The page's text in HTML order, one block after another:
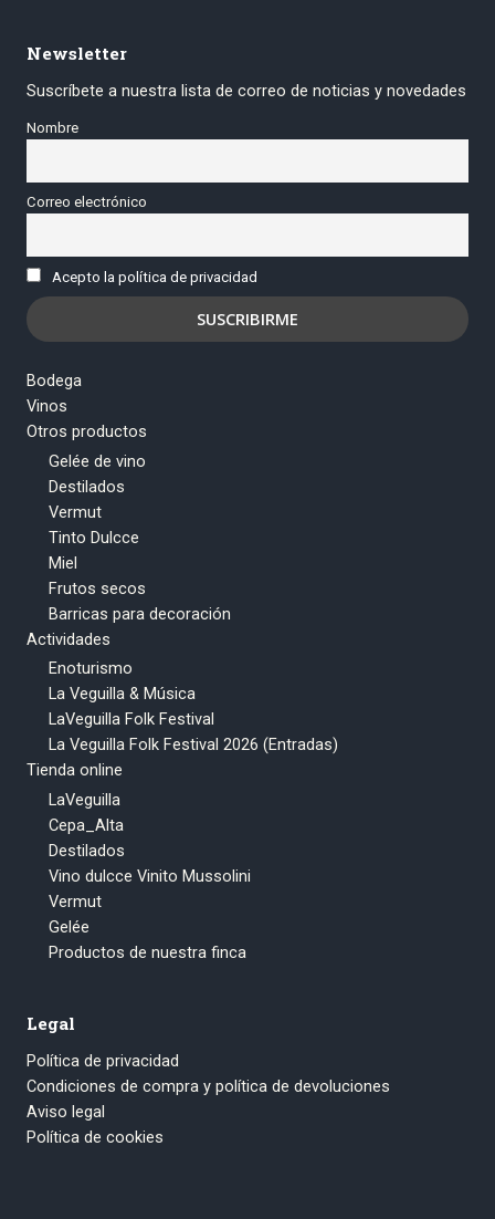
Newsletter
Suscríbete a nuestra lista de correo de noticias y novedades
Nombre
Correo electrónico
Acepto la política de privacidad
Bodega
Vinos
Otros productos
Gelée de vino
Destilados
Vermut
Tinto Dulcce
Miel
Frutos secos
Barricas para decoración
Actividades
Enoturismo
La Veguilla & Música
LaVeguilla Folk Festival
La Veguilla Folk Festival 2026 (Entradas)
Tienda online
LaVeguilla
Cepa_Alta
Destilados
Vino dulcce Vinito Mussolini
Vermut
Gelée
Productos de nuestra finca
Legal
Política de privacidad
Condiciones de compra y política de devoluciones
Aviso legal
Política de cookies